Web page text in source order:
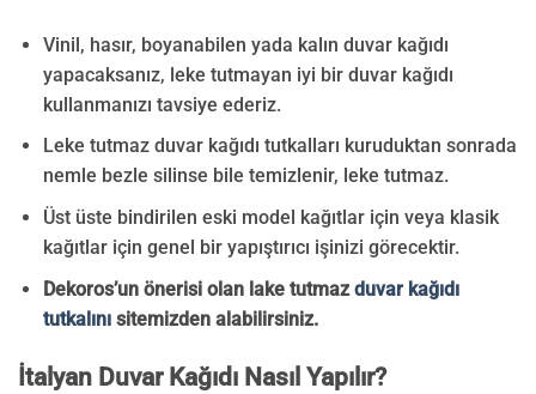
Vinil, hasır, boyanabilen yada kalın duvar kağıdı
yapacaksanız, leke tutmayan iyi bir duvar kağıdı
kullanmanızı tavsiye ederiz.
Leke tutmaz duvar kağıdı tutkalları kuruduktan sonrada
nemle bezle silinse bile temizlenir, leke tutmaz.
Üst üste bindirilen eski model kağıtlar için veya klasik
kağıtlar için genel bir yapıştırıcı işinizi görecektir.
Dekoros’un önerisi olan lake tutmazduvar kağıdı
tutkalınısitemizden alabilirsiniz.
İtalyan Duvar Kağıdı Nasıl Yapılır?